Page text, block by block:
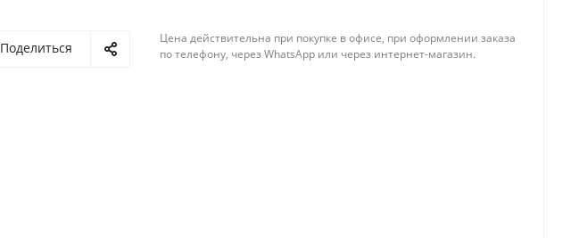
Поделиться
Цена действительна при покупке в офисе, при оформлении заказа
по телефону, через WhatsApp или через интернет-магазин.